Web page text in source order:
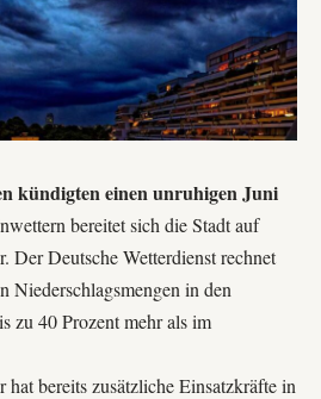
kündigten einen unruhigen Juni
bereitet sich die Stadt auf
DerDeutsche Wetterdienstrechnet
Niederschlagsmengen in den
zu 40 Prozent mehr als im
bereits zusätzliche Einsatzkräfte in